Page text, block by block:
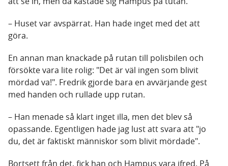
– Huset var avspärrat. Han hade inget med det att
göra.
En annan man knackade på rutan till polisbilen och
försökte vara lite rolig: "Det är väl ingen som blivit
mördad va!". Fredrik gjorde bara en avvärjande gest
med handen och rullade upp rutan.
– Han menade så klart inget illa, men det blev så
opassande. Egentligen hade jag lust att svara att "jo
du, det är faktiskt människor som blivit mördade".
Bortsett från det, fick han och Hampus vara ifred. På